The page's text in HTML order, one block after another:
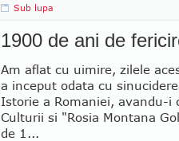
Sub lupa
1900 de ani de
Am aflat cu uimire, zilele
a inceput odata cu
Istorie a Romaniei, avandu-
Culturii si "Rosia Montana
de 1...